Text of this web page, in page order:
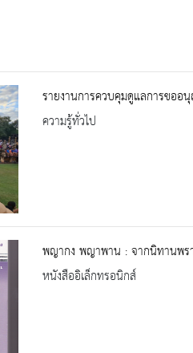
รายงานการควบคุมดูแลการขอ
ความรู้ทั่วไป
พญากง พญาพาน : จากนิทานพร
หนังสืออิเล็กทรอนิกส์